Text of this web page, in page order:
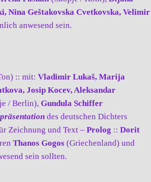
Nina Geštakovska Cvetkovska, Velimir
anwesend sein.
:: mit: Vladimir Lukaš, Marija
Josip Kocev, Aleksandar
/ Berlin), Gundula Schiffer
des deutschen Dichters
Zeichnung und Text – Prolog :: Dorit
Thanos Gogos (Griechenland) und
sein sollten.